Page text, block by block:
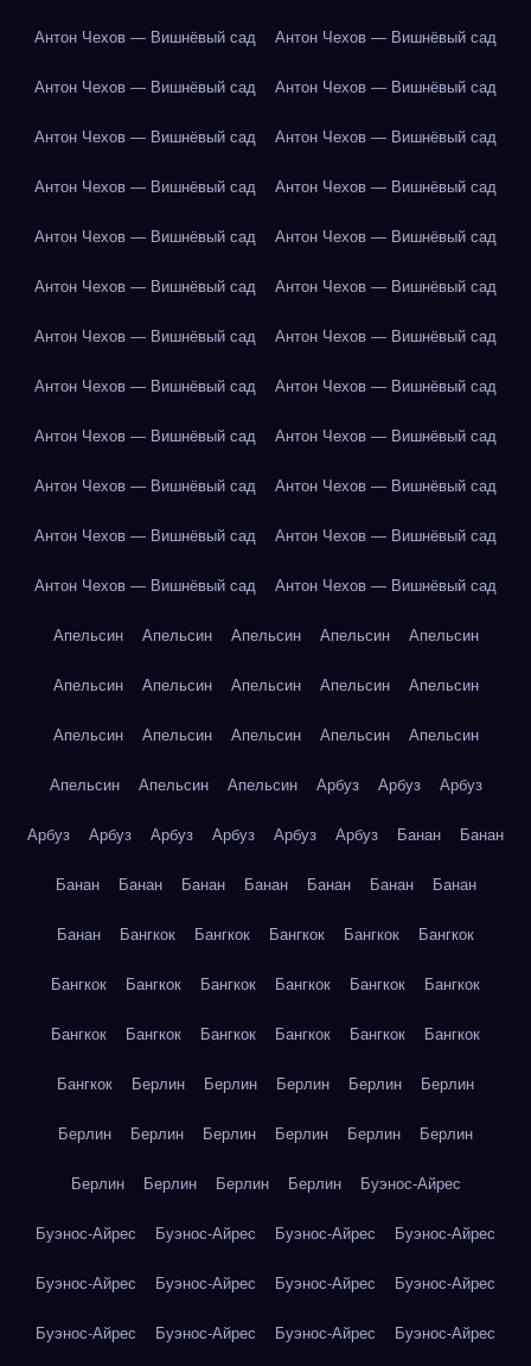
Антон Чехов — Вишнёвый сад Антон Чехов — Вишнёвый сад
Антон Чехов — Вишнёвый сад Антон Чехов — Вишнёвый сад
Антон Чехов — Вишнёвый сад Антон Чехов — Вишнёвый сад
Антон Чехов — Вишнёвый сад Антон Чехов — Вишнёвый сад
Антон Чехов — Вишнёвый сад Антон Чехов — Вишнёвый сад
Антон Чехов — Вишнёвый сад Антон Чехов — Вишнёвый сад
Антон Чехов — Вишнёвый сад Антон Чехов — Вишнёвый сад
Антон Чехов — Вишнёвый сад Антон Чехов — Вишнёвый сад
Антон Чехов — Вишнёвый сад Антон Чехов — Вишнёвый сад
Антон Чехов — Вишнёвый сад Антон Чехов — Вишнёвый сад
Антон Чехов — Вишнёвый сад Антон Чехов — Вишнёвый сад
Антон Чехов — Вишнёвый сад Антон Чехов — Вишнёвый сад
Апельсин Апельсин Апельсин Апельсин Апельсин
Апельсин Апельсин Апельсин Апельсин Апельсин
Апельсин Апельсин Апельсин Апельсин Апельсин
Апельсин Апельсин Апельсин Арбуз Арбуз Арбуз
Арбуз Арбуз Арбуз Арбуз Арбуз Арбуз Банан Банан
Банан Банан Банан Банан Банан Банан Банан
Банан Бангкок Бангкок Бангкок Бангкок Бангкок
Бангкок Бангкок Бангкок Бангкок Бангкок Бангкок
Бангкок Бангкок Бангкок Бангкок Бангкок Бангкок
Бангкок Берлин Берлин Берлин Берлин Берлин
Берлин Берлин Берлин Берлин Берлин Берлин
Берлин Берлин Берлин Берлин Буэнос-Айрес
Буэнос-Айрес Буэнос-Айрес Буэнос-Айрес Буэнос-Айрес
Буэнос-Айрес Буэнос-Айрес Буэнос-Айрес Буэнос-Айрес
Буэнос-Айрес Буэнос-Айрес Буэнос-Айрес Буэнос-Айрес